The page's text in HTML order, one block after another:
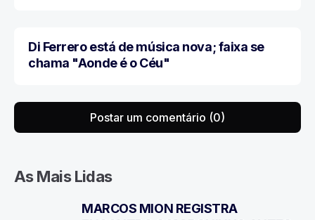
MÚSICA
Di Ferrero está de música nova; faixa se
chama "Aonde é o Céu"
Postar um comentário (0)
As Mais Lidas
MARCOS MION REGISTRA